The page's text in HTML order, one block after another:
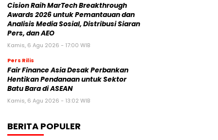
Cision Raih MarTech Breakthrough
Awards 2026 untuk Pemantauan dan
Analisis Media Sosial, Distribusi Siaran
Pers, dan AEO
Kamis, 6 Agu 2026 - 17:00 WIB
Pers Rilis
Fair Finance Asia Desak Perbankan
Hentikan Pendanaan untuk Sektor
Batu Bara di ASEAN
Kamis, 6 Agu 2026 - 13:02 WIB
BERITA POPULER